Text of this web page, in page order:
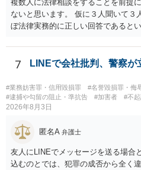
複数人に法律相談をすることを前提
ないと思います。 仮に３人聞いて３
ぼ法律実務的に正しい回答であると
２になった場合は、どちらも法律実
り、３人の弁護士の中で、一番相性
みたい弁護士を決め、その弁護士の
す。 その３人の中で「逮捕されない
委任しないほうがよいと思われます
事案で、断言すること自体が不適切
の気持ちを理解した上で、「逮捕さ
士に予め費用の見積もりをしておい
7 LINEで会社批判、警察が
#業務妨害罪・信用毀損罪 #名誉毀損罪・侮
#逮捕や勾留の阻止・準抗告
#加害者 #不
2026年8月3日
匿名A 弁護士
友人にLINEでメッセージを送る場合
込むのとでは、犯罪の成否から全く